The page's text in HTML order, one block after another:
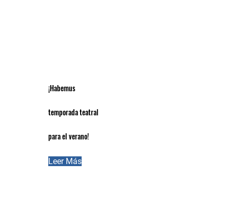
¡Habemus
temporada teatral
para el verano!
Leer Más